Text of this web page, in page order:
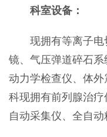
科室设备：
现拥有等离子
镜、气压弹道碎石
动力学检查仪、体
科现拥有前列腺治
自动采集仪、全自动